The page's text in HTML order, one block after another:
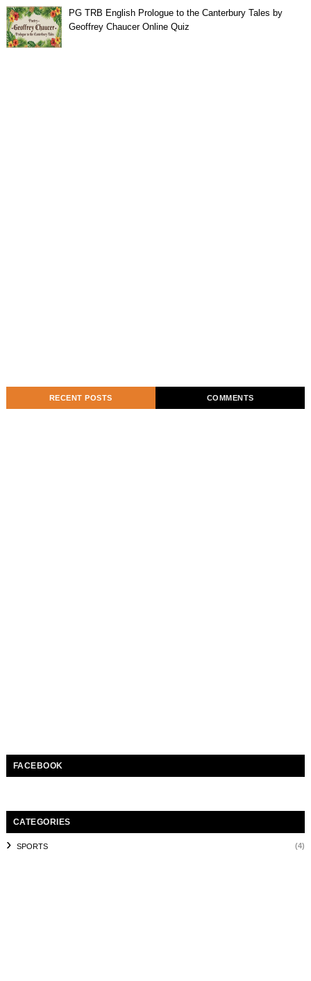
PG TRB English Prologue to the Canterbury Tales by
Geoffrey Chaucer Online Quiz
RECENT POSTS COMMENTS
FACEBOOK
CATEGORIES
SPORTS (4)